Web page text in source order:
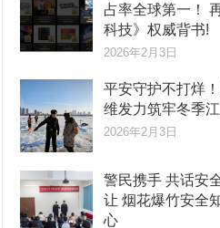
占率全球第一！
科技》权威背书!
2026年2月3日
平安守护不打烊
维发力筑牢冬季
2026年2月3日
警民携手 共话安
让 烟花爆竹安全
心